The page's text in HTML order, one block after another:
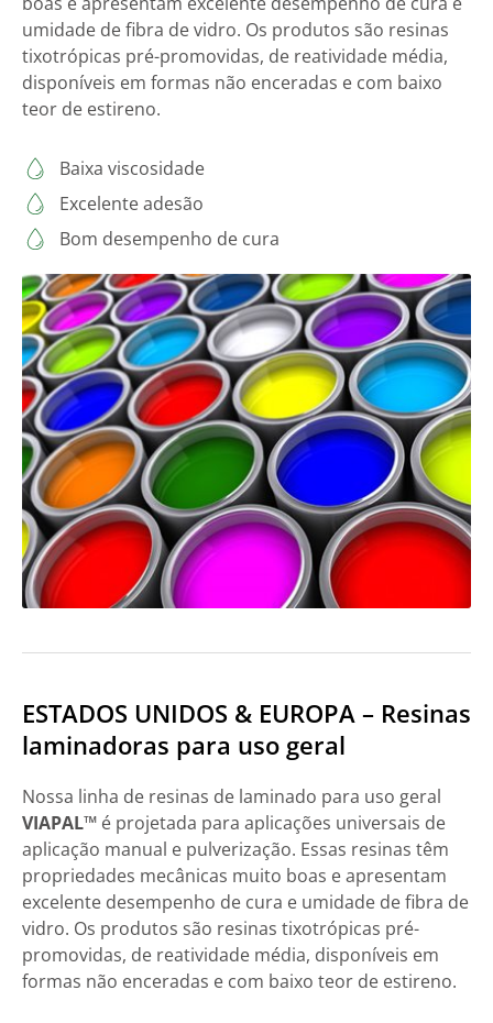
umidade de fibra de vidro. Os produtos são resinas
tixotrópicas pré-promovidas, de reatividade média,
disponíveis em formas não enceradas e com baixo
teor de estireno.
Baixa viscosidade
Excelente adesão
Bom desempenho de cura
ESTADOS UNIDOS & EUROPA – Resinas
laminadoras para uso geral
Nossa linha de resinas de laminado para uso geral
VIAPAL™ é projetada para aplicações universais de
aplicação manual e pulverização. Essas resinas têm
propriedades mecânicas muito boas e apresentam
excelente desempenho de cura e umidade de fibra de
vidro. Os produtos são resinas tixotrópicas pré-
promovidas, de reatividade média, disponíveis em
formas não enceradas e com baixo teor de estireno.